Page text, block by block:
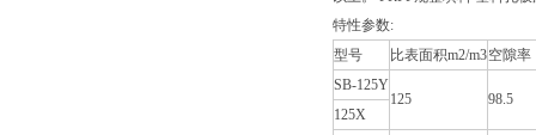
特性参数:
型号
比表面积m2/m3空隙率
SB-125Y
125
98.5
125X